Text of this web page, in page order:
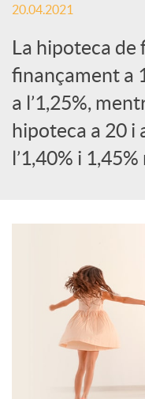
s
S
o
c
i
20.04.2021
La hipoteca de
finançament a
a l’1,25%,
hipoteca a 20 i
l’1,40% i